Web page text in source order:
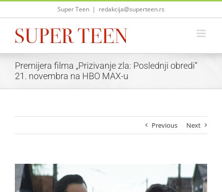
Skip
Super Teen | redakcija@superteen.rs
Premijera filma „Prizivanje zla: Poslednji obredi“
21. novembra na HBO MAX-u
Previous Next
View
Larger
Image